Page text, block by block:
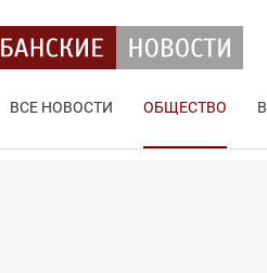
ВСЕ НОВОСТИ ОБЩЕСТВО